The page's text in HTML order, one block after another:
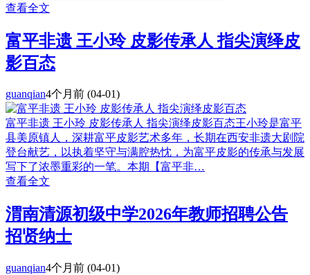
查看全文
富平非遗 王小玲 皮影传承人 指尖演绎皮
影百态
guanqian4个月前 (04-01)
富平非遗 王小玲 皮影传承人 指尖演绎皮影百态王小玲是富平
县美原镇人，深耕富平皮影艺术多年，长期在西安非遗大剧院
登台献艺，以执着坚守与满腔热忱，为富平皮影的传承与发展
写下了浓墨重彩的一笔。本期【富平非…
查看全文
​渭南清源初级中学2026年教师招聘公告
招贤纳士
guanqian4个月前 (04-01)